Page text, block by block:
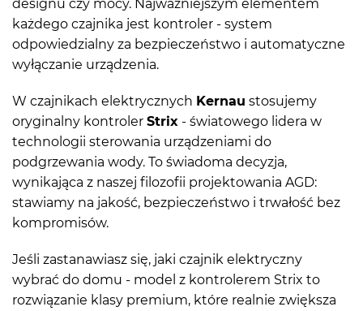
designu czy mocy. Najważniejszym elementem
każdego czajnika jest kontroler - system
odpowiedzialny za bezpieczeństwo i automatyczne
wyłączanie urządzenia.
W czajnikach elektrycznych Kernau stosujemy
oryginalny kontroler Strix - światowego lidera w
technologii sterowania urządzeniami do
podgrzewania wody. To świadoma decyzja,
wynikająca z naszej filozofii projektowania AGD:
stawiamy na jakość, bezpieczeństwo i trwałość bez
kompromisów.
Jeśli zastanawiasz się, jaki czajnik elektryczny
wybrać do domu - model z kontrolerem Strix to
rozwiązanie klasy premium, które realnie zwiększa